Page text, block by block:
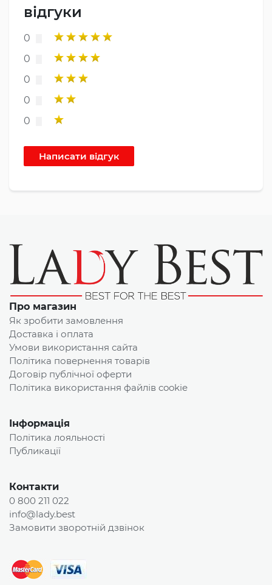
відгуки
0
0
0
0
0
Про магазин
Як зробити замовлення
Доставка і оплата
Умови використання сайта
Політика повернення товарів
Договір публічної оферти
Політика використання файлів cookie
Інформація
Політика лояльності
Публикації
Контакти
0 800 211 022
info@lady.best
Замовити зворотній дзвінок